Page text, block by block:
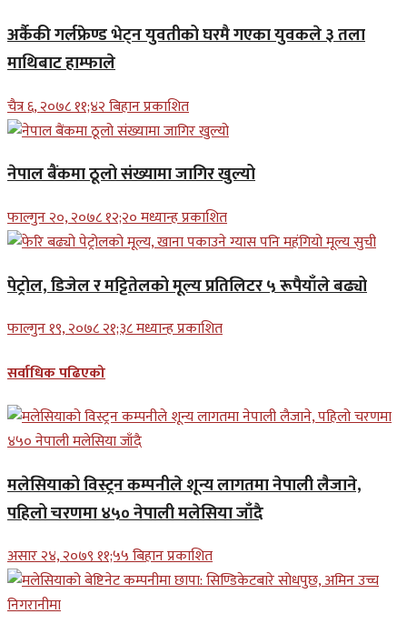
अर्कैकी गर्लफ्रेण्ड भेट्न युवतीको घरमै गएका युवकले ३ तला
माथिबाट हाम्फाले
चैत्र ६, २०७८ ११;४२ बिहान प्रकाशित
नेपाल बैंकमा ठूलो संख्यामा जागिर खुल्यो
फाल्गुन २०, २०७८ १२;२० मध्यान्ह प्रकाशित
पेट्रोल, डिजेल र मट्टितेलको मूल्य प्रतिलिटर ५ रूपैयाँले बढ्यो
फाल्गुन १९, २०७८ २१;३८ मध्यान्ह प्रकाशित
सर्वाधिक पढिएको
मलेसियाको विस्ट्रन कम्पनीले शून्य लागतमा नेपाली लैजाने,
पहिलो चरणमा ४५० नेपाली मलेसिया जाँदै
असार २४, २०७९ ११;५५ बिहान प्रकाशित